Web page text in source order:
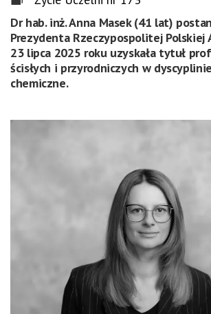
Dr hab. inż. Anna Masek (41 lat)
Prezydenta Rzeczypospolitej Polskiej
23 lipca 2025 roku uzyskała tytuł
ścisłych i przyrodniczych w
chemiczne.